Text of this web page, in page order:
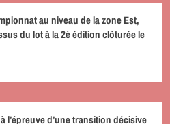
au niveau de la zone Est,
du lot à la 2è édition clôturée le
l’épreuve d’une transition décisive